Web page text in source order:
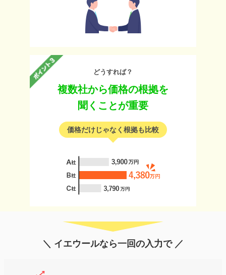
どうすれば？
複数社から価格の根拠を
聞くことが重要
価格だけじゃなく根拠も比較
＼ イエウールなら一回の入力で ／